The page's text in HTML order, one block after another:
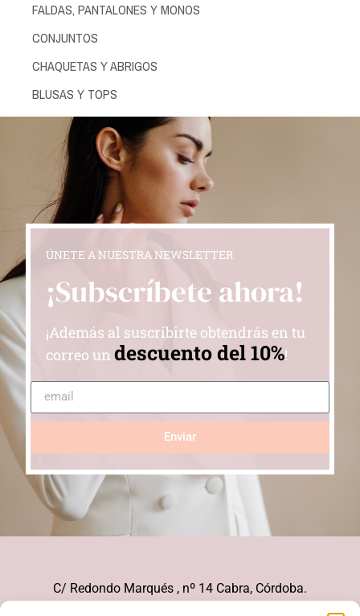
FALDAS, PANTALONES Y MONOS
CONJUNTOS
CHAQUETAS Y ABRIGOS
BLUSAS Y TOPS
ÚNETE A NUESTRA NEWSLETTER
¡Subscríbete ahora!
¡Además al suscribirte obtendrás en tu
correo un descuento del 10%!
Enviar
C/ Redondo Marqués , nº 14 Cabra, Córdoba.